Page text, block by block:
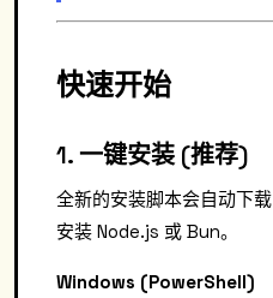
快速开始
1. 一键安装 (推荐)
全新的安装脚本会自动下载
安装 Node.js 或 Bun。
Windows (PowerShell)